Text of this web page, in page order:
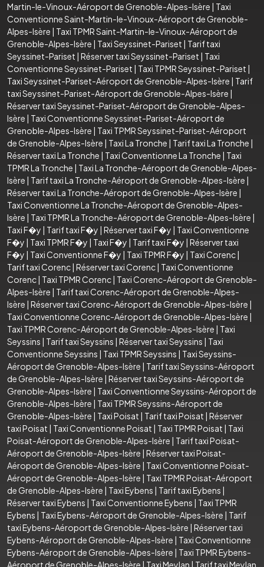
Martin-le-Vinoux-Aéroport de Grenoble-Alpes-Isère | Taxi
Conventionne Saint-Martin-le-Vinoux-Aéroport de Grenoble-
Alpes-Isère | Taxi TPMR Saint-Martin-le-Vinoux-Aéroport de
Grenoble-Alpes-Isère | Taxi Seyssinet-Pariset | Tarif taxi
Seyssinet-Pariset | Réserver taxi Seyssinet-Pariset | Taxi
Conventionne Seyssinet-Pariset | Taxi TPMR Seyssinet-Pariset |
Taxi Seyssinet-Pariset-Aéroport de Grenoble-Alpes-Isère | Tarif
taxi Seyssinet-Pariset-Aéroport de Grenoble-Alpes-Isère |
Réserver taxi Seyssinet-Pariset-Aéroport de Grenoble-Alpes-
Isère | Taxi Conventionne Seyssinet-Pariset-Aéroport de
Grenoble-Alpes-Isère | Taxi TPMR Seyssinet-Pariset-Aéroport
de Grenoble-Alpes-Isère | Taxi La Tronche | Tarif taxi La Tronche |
Réserver taxi La Tronche | Taxi Conventionne La Tronche | Taxi
TPMR La Tronche | Taxi La Tronche-Aéroport de Grenoble-Alpes-
Isère | Tarif taxi La Tronche-Aéroport de Grenoble-Alpes-Isère |
Réserver taxi La Tronche-Aéroport de Grenoble-Alpes-Isère |
Taxi Conventionne La Tronche-Aéroport de Grenoble-Alpes-
Isère | Taxi TPMR La Tronche-Aéroport de Grenoble-Alpes-Isère |
Taxi F�y | Tarif taxi F�y | Réserver taxi F�y | Taxi Conventionne
F�y | Taxi TPMR F�y | Taxi F�y | Tarif taxi F�y | Réserver taxi
F�y | Taxi Conventionne F�y | Taxi TPMR F�y | Taxi Corenc|
Tarif taxi Corenc| Réserver taxi Corenc| Taxi Conventionne
Corenc| Taxi TPMR Corenc| Taxi Corenc-Aéroport de Grenoble-
Alpes-Isère | Tarif taxi Corenc-Aéroport de Grenoble-Alpes-
Isère | Réserver taxi Corenc-Aéroport de Grenoble-Alpes-Isère |
Taxi Conventionne Corenc-Aéroport de Grenoble-Alpes-Isère |
Taxi TPMR Corenc-Aéroport de Grenoble-Alpes-Isère | Taxi
Seyssins | Tarif taxi Seyssins | Réserver taxi Seyssins | Taxi
Conventionne Seyssins | Taxi TPMR Seyssins | Taxi Seyssins-
Aéroport de Grenoble-Alpes-Isère | Tarif taxi Seyssins-Aéroport
de Grenoble-Alpes-Isère | Réserver taxi Seyssins-Aéroport de
Grenoble-Alpes-Isère | Taxi Conventionne Seyssins-Aéroport de
Grenoble-Alpes-Isère | Taxi TPMR Seyssins-Aéroport de
Grenoble-Alpes-Isère | Taxi Poisat | Tarif taxi Poisat | Réserver
taxi Poisat | Taxi Conventionne Poisat | Taxi TPMR Poisat | Taxi
Poisat-Aéroport de Grenoble-Alpes-Isère | Tarif taxi Poisat-
Aéroport de Grenoble-Alpes-Isère | Réserver taxi Poisat-
Aéroport de Grenoble-Alpes-Isère | Taxi Conventionne Poisat-
Aéroport de Grenoble-Alpes-Isère | Taxi TPMR Poisat-Aéroport
de Grenoble-Alpes-Isère | Taxi Eybens | Tarif taxi Eybens |
Réserver taxi Eybens | Taxi Conventionne Eybens | Taxi TPMR
Eybens | Taxi Eybens-Aéroport de Grenoble-Alpes-Isère | Tarif
taxi Eybens-Aéroport de Grenoble-Alpes-Isère | Réserver taxi
Eybens-Aéroport de Grenoble-Alpes-Isère | Taxi Conventionne
Eybens-Aéroport de Grenoble-Alpes-Isère | Taxi TPMR Eybens-
Aéroport de Grenoble-Alpes-Isère | Taxi Meylan | Tarif taxi Meylan